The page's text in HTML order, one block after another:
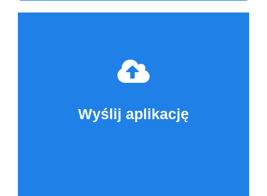
Wyślij aplikację